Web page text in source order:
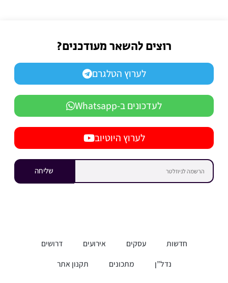
רוצים להשאר מעודכנים?
לערוץ הטלגרם
לעדכונים ב-Whatsapp
לערוץ היוטיוב
שליחה
חדשות עסקים אירועים
דרושים
נדל”ן
מתכונים תקנון אתר